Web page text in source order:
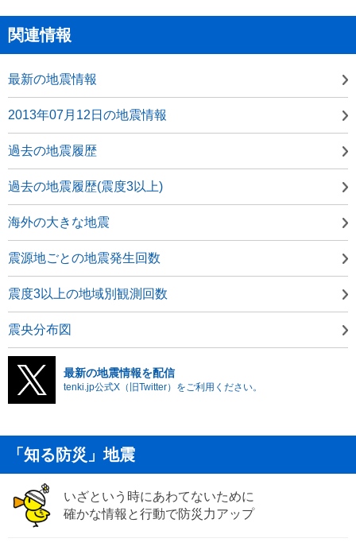
関連情報
最新の地震情報
2013年07月12日の地震情報
過去の地震履歴
過去の地震履歴(震度3以上)
海外の大きな地震
震源地ごとの地震発生回数
震度3以上の地域別観測回数
震央分布図
最新の地震情報を配信
tenki.jp公式X（旧Twitter）をご利用ください。
「知る防災」地震
いざという時にあわてないために
確かな情報と行動で防災力アップ